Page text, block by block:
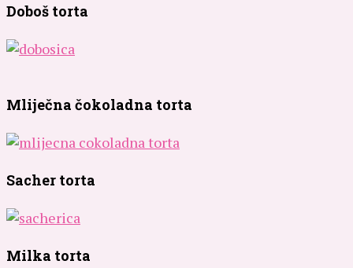
Doboš torta
Mliječna čokoladna torta
Sacher torta
Milka torta